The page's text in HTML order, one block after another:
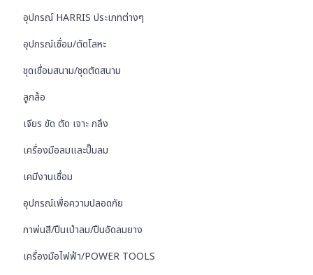
อุปกรณ์ HARRIS ประเภทต่างๆ
อุปกรณ์เชื่อม/ตัดโลหะ
ชุดเชื่อมสนาม/ชุดตัดสนาม
ลูกล้อ
เจียร ขัด ตัด เจาะ กลึง
เครื่องมือลมและปั๊มลม
เคมีงานเชื่อม
อุปกรณ์เพื่อความปลอดภัย
กาพ่นสี/ปืนเป่าลม/ปืนอัดลมยาง
เครื่องมือไฟฟ้า/POWER TOOLS